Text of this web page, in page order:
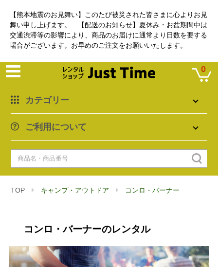
【熊本地震のお見舞い】このたび被災された皆さまに心よりお見
舞い申し上げます。 【配送のお知らせ】夏休み・お盆期間中は
交通渋滞等の影響により、商品のお届けに通常より日数を要する
場合がございます。お早めのご注文をお願いいたします。
カテゴリー
ご利用について
0
TOP キャンプ・アウトドア コンロ・バーナー
コンロ・バーナーのレンタル